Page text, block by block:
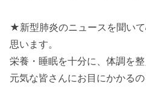
★新型肺炎のニュースを聞い
思います。
栄養・睡眠を十分に、体調を
元気な皆さんにお目にかかる